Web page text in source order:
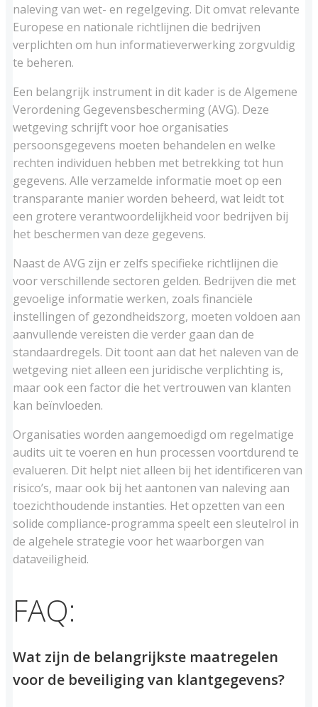
naleving van wet- en regelgeving. Dit omvat relevante
Europese en nationale richtlijnen die bedrijven
verplichten om hun informatieverwerking zorgvuldig
te beheren.
Een belangrijk instrument in dit kader is de Algemene
Verordening Gegevensbescherming (AVG). Deze
wetgeving schrijft voor hoe organisaties
persoonsgegevens moeten behandelen en welke
rechten individuen hebben met betrekking tot hun
gegevens. Alle verzamelde informatie moet op een
transparante manier worden beheerd, wat leidt tot
een grotere verantwoordelijkheid voor bedrijven bij
het beschermen van deze gegevens.
Naast de AVG zijn er zelfs specifieke richtlijnen die
voor verschillende sectoren gelden. Bedrijven die met
gevoelige informatie werken, zoals financiële
instellingen of gezondheidszorg, moeten voldoen aan
aanvullende vereisten die verder gaan dan de
standaardregels. Dit toont aan dat het naleven van de
wetgeving niet alleen een juridische verplichting is,
maar ook een factor die het vertrouwen van klanten
kan beïnvloeden.
Organisaties worden aangemoedigd om regelmatige
audits uit te voeren en hun processen voortdurend te
evalueren. Dit helpt niet alleen bij het identificeren van
risico’s, maar ook bij het aantonen van naleving aan
toezichthoudende instanties. Het opzetten van een
solide compliance-programma speelt een sleutelrol in
de algehele strategie voor het waarborgen van
dataveiligheid.
FAQ:
Wat zijn de belangrijkste maatregelen
voor de beveiliging van klantgegevens?